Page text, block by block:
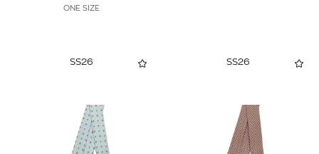
ONE SIZE
SS26 SS26